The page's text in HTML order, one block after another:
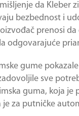
da Kleber
bezbednost i
prenosi
odgovarajuće
gume
sve
guma, koja
za putničke